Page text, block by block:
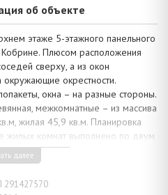
об объекте
этаже 5-этажного панельного
Плюсом расположения
сверху, а из окон
окрестности.
окна – на разные стороны.
межкомнатные – из массива
жилая 45,9 кв.м. Планировка
жилых комнат выполнено по двум
с застекленной лоджией
санузел и большая прихожая.
далее
291427570